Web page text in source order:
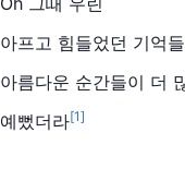
아프고 힘들었던 기억
아름다운 순간들이 더
예뻤더라[1]